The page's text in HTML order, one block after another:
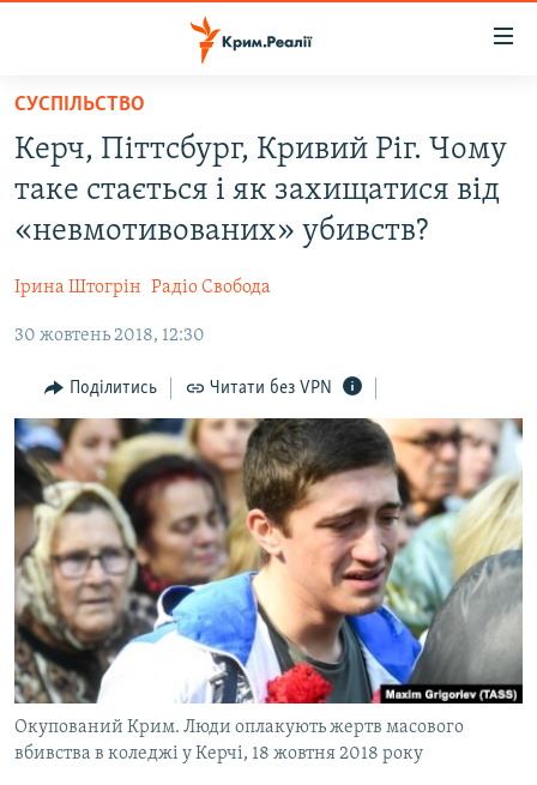
Перейти
основного
матеріалу
до
основної
навігації
Перейти
пошуку
ВОДА.КРИМ
БЛОГИ
ПОГЛЯД
ІНТЕРВ'Ю
ВСЕ ЗА ДЕНЬ
СПЕЦПРОЕКТИ
ДЕПОРТАЦІЯ
ВІДЕОУРОКИ «ELIFBE»
СВІДЧЕННЯ ОКУПАЦІЇ
УКРАЇНСЬКА ПРОБЛЕМА КРИМУ
ІНФОГРАФІКА
ЯК ОБІЙТИ БЛОКУВАННЯ
Русский
Qırımtatar
ДОЛУЧАЙСЯ!
СУСПІЛЬСТВО
Керч, Піттсбург, Кривий Ріг. Чому
таке стається і як захищатися від
«невмотивованих» убивств?
Ірина Штогрін Радіо Свобода
30 жовтень 2018, 12:30
Поділитись Читати без VPN
Окупований Крим. Люди оплакують жертв масового
вбивства в коледжі у Керчі, 18 жовтня 2018 року